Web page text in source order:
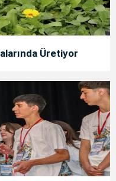
Üretiyor